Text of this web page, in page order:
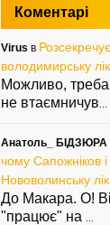
Коментарі
Virus в
володимирську
Можливо, треба
не втаємничув
Анатоль_ БІДЗЮРА
чому Сапожніков
Нововолинську
До Макара. О!
"працює" на